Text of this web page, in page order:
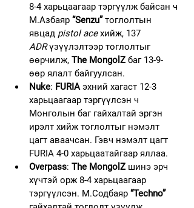
8-4 харьцаагаар тэргүүлж байсан ч
М.Азбаяр “Senzu” тоглолтын
явцад pistol ace хийж, 137
ADR үзүүлэлтээр тоглолтыг
өөрчилж, The MongolZ баг 13-9-
өөр ялалт байгуулсан.
Nuke: FURIA эхний хагаст 12-3
харьцаагаар тэргүүлсэн ч
Монголын баг гайхалтай эргэн
ирэлт хийж тоглолтыг нэмэлт
цагт аваачсан. Гэвч нэмэлт цагт
FURIA 4-0 харьцаатайгаар яллаа.
Overpass: The MongolZ шинэ эрч
хүчтэй орж 8-4 харьцаагаар
тэргүүлсэн. М.Содбаяр “Techno”